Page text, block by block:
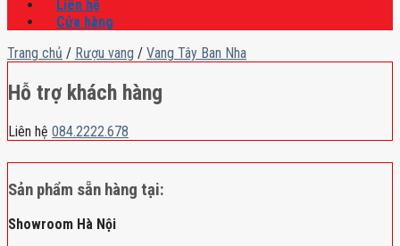
Liên hệ
Cửa hàng
Trang chủ / Rượu vang / Vang Tây Ban Nha
Hỗ trợ khách hàng
Liên hệ 084.2222.678
Sản phẩm sẵn hàng tại:
Showroom Hà Nội